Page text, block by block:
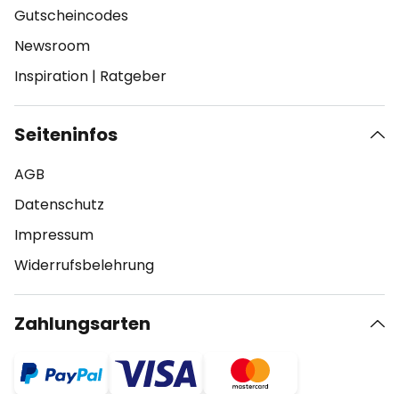
Gutscheincodes
Newsroom
Inspiration | Ratgeber
Seiteninfos
AGB
Datenschutz
Impressum
Widerrufsbelehrung
Zahlungsarten